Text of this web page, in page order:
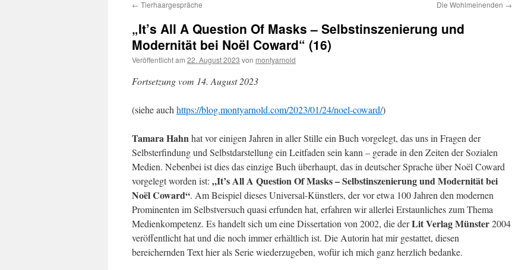
← Tierhaargespräche Die Wohlmeinenden →
„It’s All A Question Of Masks – Selbstinszenierung und
Modernität bei Noël Coward“ (16)
Veröffentlicht am 22. August 2023 von montyarnold
Fortsetzung vom 14. August 2023
(siehe auch https://blog.montyarnold.com/2023/01/24/noel-coward/)
Tamara Hahnhat vor einigen Jahren in aller Stille ein Buch vorgelegt, das uns in Fragen der
Selbsterfindung und Selbstdarstellung ein Leitfaden sein kann – gerade in den Zeiten der Sozialen
Medien. Nebenbei ist dies das einzige Buch überhaupt, das in deutscher Sprache über Noël Coward
vorgelegt worden ist: „It’s All A Question Of Masks – Selbstinszenierung und Modernität bei
Noël Coward“. Am Beispiel dieses Universal-Künstlers, der vor etwa 100 Jahren den modernen
Prominenten im Selbstversuch quasi erfunden hat, erfahren wir allerlei Erstaunliches zum Thema
Medienkompetenz. Es handelt sich um eine Dissertation von 2002, die derLit Verlag Münster2004
veröffentlicht hat und die noch immer erhältlich ist. Die Autorin hat mir gestattet, diesen
bereichernden Text hier als Serie wiederzugeben, wofür ich mich ganz herzlich bedanke.